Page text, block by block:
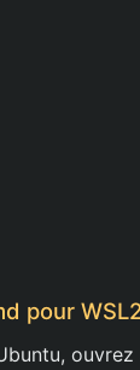
pour WSL2